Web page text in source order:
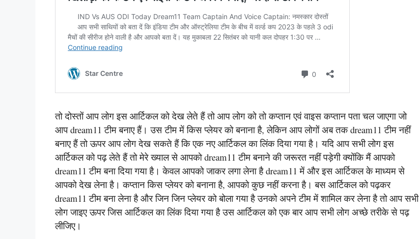
तो दोस्तों आप लोग इस आर्टिकल को देख लेते हैं तो आप लोग को तो कप्तान एवं वाइस कप्तान पता चल जाएगा जो
आप dream11 टीम बनाए हैं। उस टीम में किस प्लेयर को बनाना है, लेकिन आप लोगों अब तक dream11 टीम नहीं
बनाए हैं तो ऊपर आप लोग देख सकते हैं कि एक नए आर्टिकल का लिंक दिया गया है। यदि आप सभी लोग इस
आर्टिकल को पढ़ लेते हैं तो मेरे ख्याल से आपको dream11 टीम बनाने की जरूरत नहीं पड़ेगी क्योंकि मैं आपको
dream11 टीम बना दिया गया है। केवल आपको जाकर लगा लेना है dream11 में और इस आर्टिकल के माध्यम से
आपको देख लेना है। कप्तान किस प्लेयर को बनाना है, आपको कुछ नहीं करना है। बस आर्टिकल को पढ़कर
dream11 टीम बना लेना है और जिन जिन प्लेयर को बोला गया है उनको अपने टीम में शामिल कर लेना है तो आप सभी
लोग जाइए ऊपर जिस आर्टिकल का लिंक दिया गया है उस आर्टिकल को एक बार आप सभी लोग अच्छे तरीके से पढ़
लीजिए।